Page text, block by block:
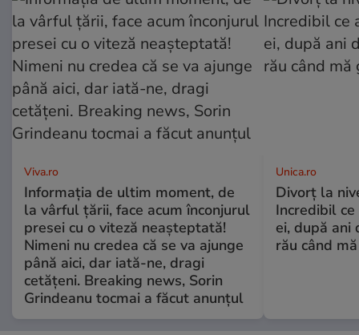
Viva.ro
Informația de ultim moment, de
la vârful țării, face acum înconjurul
presei cu o viteză neașteptată!
Nimeni nu credea că se va ajunge
până aici, dar iată-ne, dragi
cetățeni. Breaking news, Sorin
Grindeanu tocmai a făcut anunțul
Unica.ro
Divorț la
Incredibil
ei, după ani
rău când